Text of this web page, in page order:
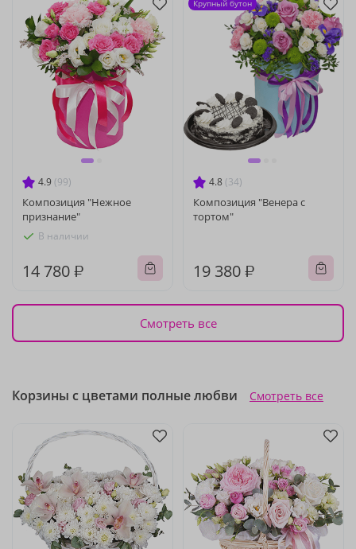
4.9 (99)
Композиция "Нежное
признание"
В наличии
14 780 ₽
4.8 (34)
Композиция "Венера с
тортом"
19 380 ₽
Крупный бутон
Смотреть все
Корзины с цветами полные любви Смотреть все